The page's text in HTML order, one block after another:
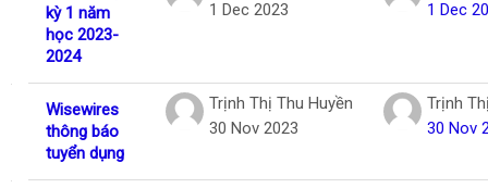
kỳ 1 năm
học 2023-
2024
1 Dec 2023
1 Dec
Wisewires
thông báo
tuyển dụng
Trịnh Thị Thu Huyền
30 Nov 2023
Trịnh
30 Nov